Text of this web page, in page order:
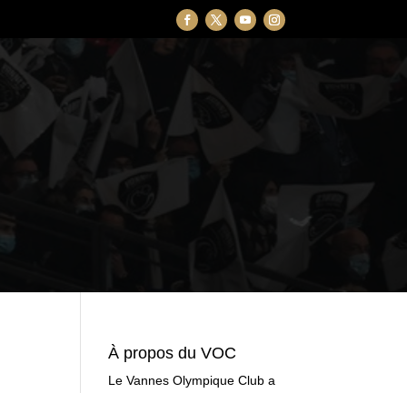
À propos du VOC
Le Vannes Olympique Club a